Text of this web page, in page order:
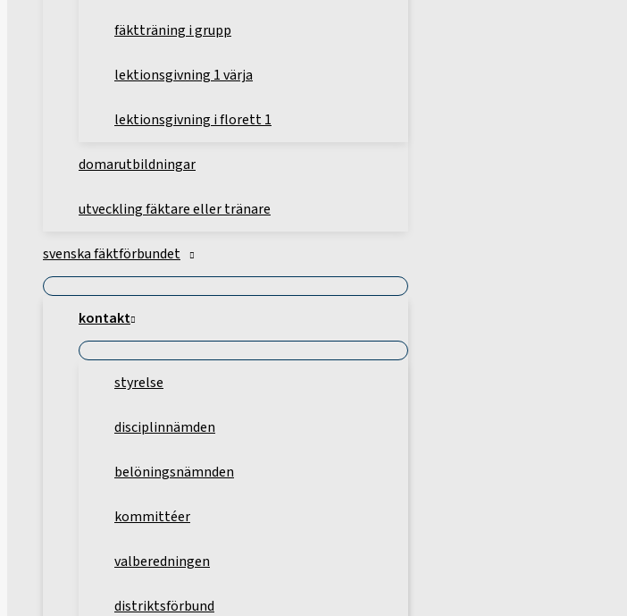
fäktträning i grupp
lektionsgivning 1 värja
lektionsgivning i florett 1
domarutbildningar
utveckling fäktare eller tränare
svenska fäktförbundet
kontakt
styrelse
disciplinnämden
belöningsnämnden
kommittéer
valberedningen
distriktsförbund